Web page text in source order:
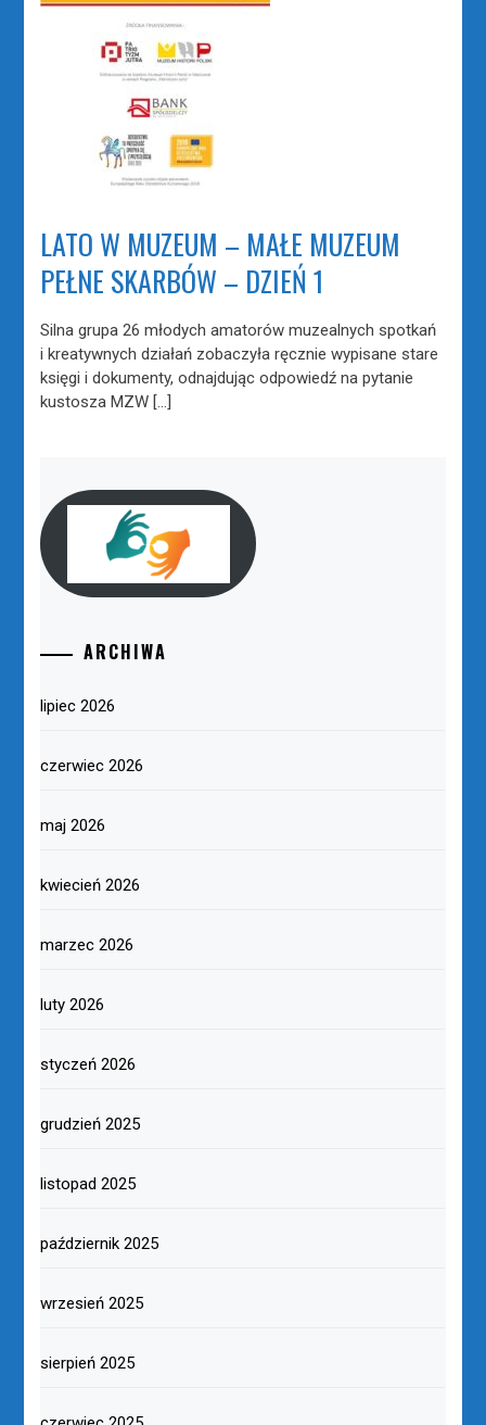
LATO W MUZEUM – MAŁE MUZEUM
PEŁNE SKARBÓW – DZIEŃ 1
Silna grupa 26 młodych amatorów muzealnych spotkań
i kreatywnych działań zobaczyła ręcznie wypisane stare
księgi i dokumenty, odnajdując odpowiedź na pytanie
kustosza MZW […]
ARCHIWA
lipiec 2026
czerwiec 2026
maj 2026
kwiecień 2026
marzec 2026
luty 2026
styczeń 2026
grudzień 2025
listopad 2025
październik 2025
wrzesień 2025
sierpień 2025